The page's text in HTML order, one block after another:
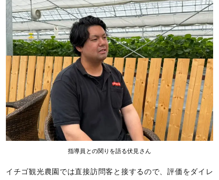
指導員との関りを語る伏見さん
イチゴ観光農園では直接訪問客と接するので、評価をダイレ